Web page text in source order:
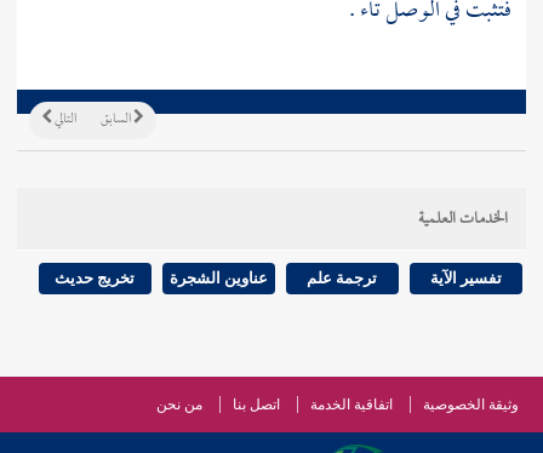
فتثبت في الوصل تاء .
التالي السابق
الخدمات العلمية
تفسير الآية ترجمة علم عناوين الشجرة تخريج حديث
وثيقة الخصوصية اتفاقية الخدمة اتصل بنا من نحن